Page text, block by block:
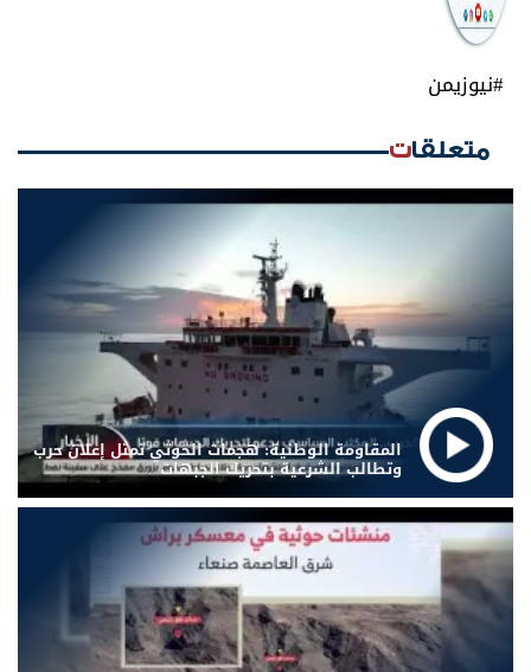
#نيوزيمن
متعلقات
المقاومة الوطنية: هجمات الحوثي تمثل إعلان حرب
وتطالب الشرعية بتحريك الجبهات